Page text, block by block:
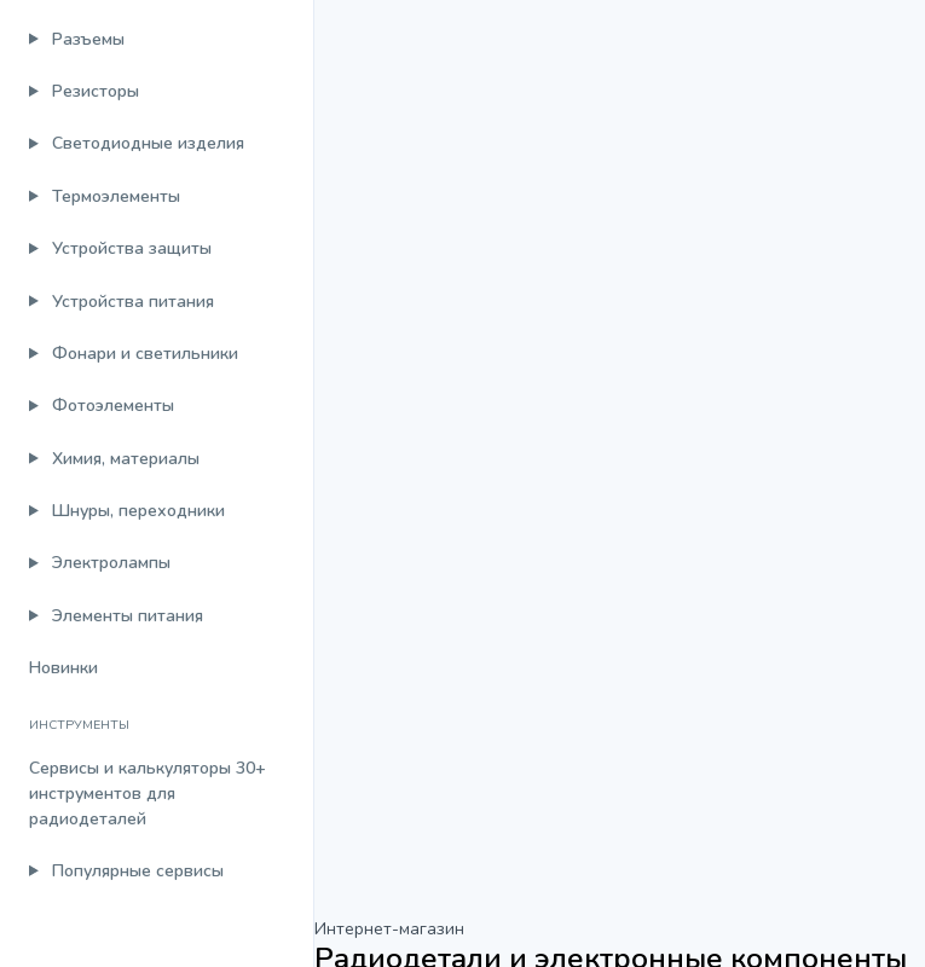
Разъемы
Резисторы
Светодиодные изделия
Термоэлементы
Устройства защиты
Устройства питания
Фонари и светильники
Фотоэлементы
Химия, материалы
Шнуры, переходники
Электролампы
Элементы питания
Новинки
ИНСТРУМЕНТЫ
Сервисы и калькуляторы 30+
инструментов для
радиодеталей
Популярные сервисы
Интернет-магазин
Радиодетали и электронные компоненты